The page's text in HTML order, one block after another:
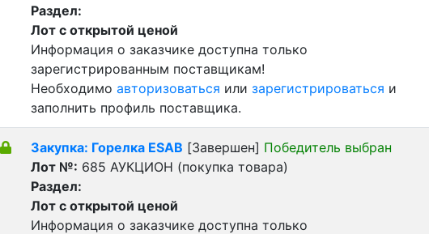
Раздел:
Лот с открытой ценой
Информация о заказчике доступна только
зарегистрированным поставщикам!
Необходимо авторизоваться или зарегистрироваться и
заполнить профиль поставщика.
Закупка: Горелка ESAB [Завершен] Победитель выбран
Лот №: 685 АУКЦИОН (покупка товара)
Раздел:
Лот с открытой ценой
Информация о заказчике доступна только